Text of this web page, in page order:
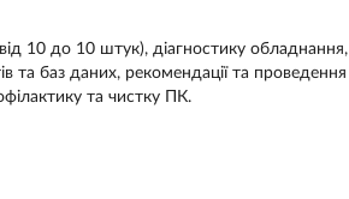
10 до 10 штук), діагностику обладнання,
та баз даних, рекомендації та проведення
та чистку ПК.